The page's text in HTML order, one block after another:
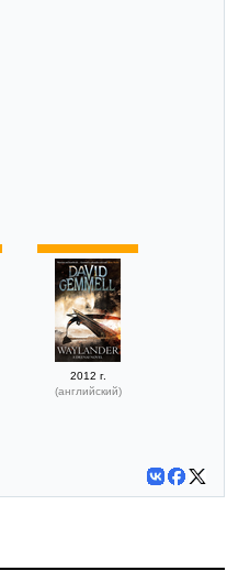
2012 г.
(английский)